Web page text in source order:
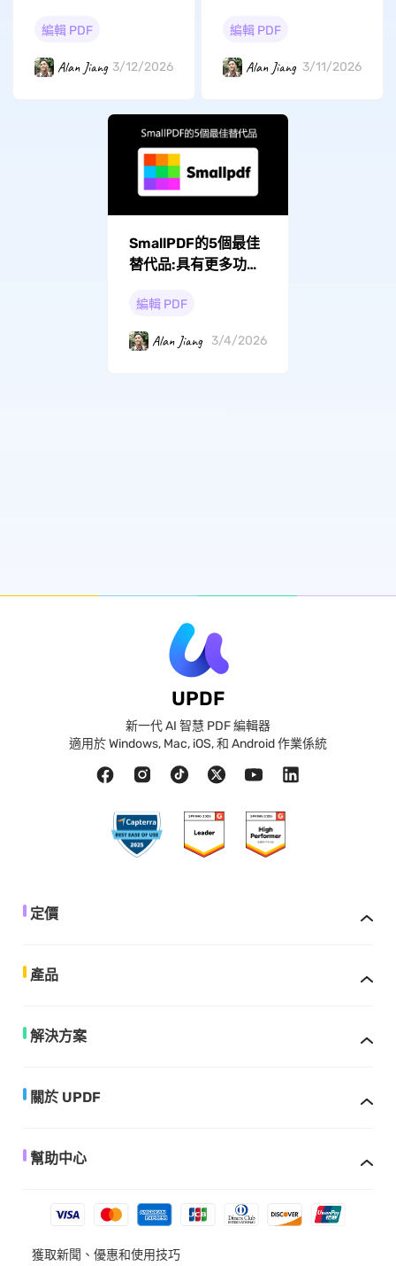
編輯 PDF
Alan Jiang 3/12/2026
編輯 PDF
Alan Jiang 3/11/2026
SmallPDF的5個最佳
替代品:具有更多功能
編輯 PDF
Alan Jiang 3/4/2026
UPDF
新一代 AI 智慧 PDF 編輯器
適用於 Windows, Mac, iOS, 和 Android 作業係統
定價
產品
解決方案
關於 UPDF
幫助中心
獲取新聞、優惠和使用技巧